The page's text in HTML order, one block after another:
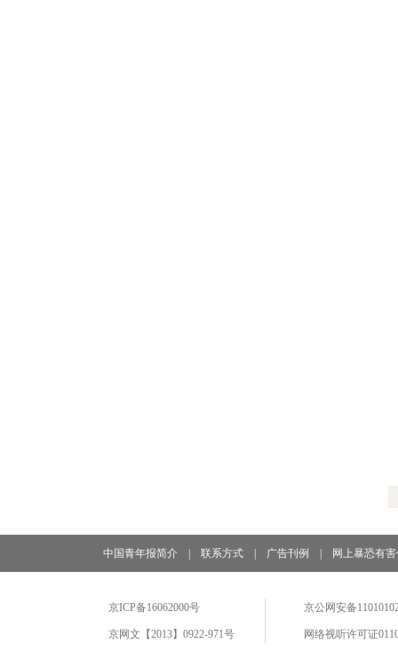
中国青年报简介 联系方式 广告刊例 网上暴恐有
京ICP备16062000号
京网文【2013】0922-971号
京公网安备
网络视听许可证